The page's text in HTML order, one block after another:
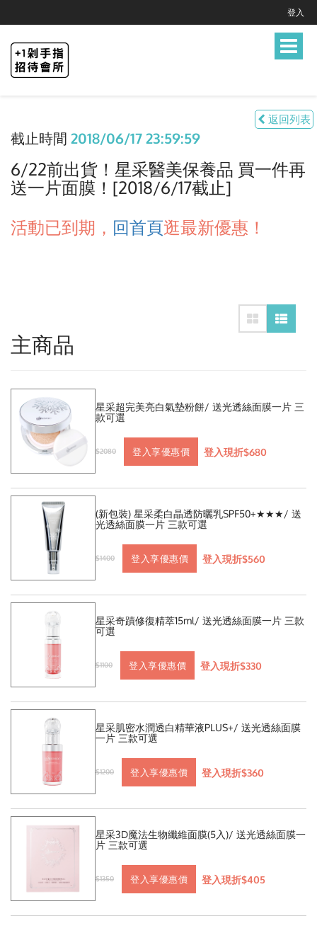
登入
Toggle
返回列表
截止時間 2018/06/17 23:59:59
6/22前出貨！星采醫美保養品 買一件再
送一片面膜！[2018/6/17截止]
活動已到期， 回首頁逛最新優惠！
主商品
星采超完美亮白氣墊粉餅/ 送光透絲面膜一片 三
款可選
$2080 登入享優惠價 登入現折$680
(新包裝) 星采柔白晶透防曬乳SPF50+★★★/ 送
光透絲面膜一片 三款可選
$1400 登入享優惠價 登入現折$560
星采奇蹟修復精萃15ml/ 送光透絲面膜一片 三款
可選
$1100 登入享優惠價 登入現折$330
星采肌密水潤透白精華液PLUS+/ 送光透絲面膜
一片 三款可選
$1200 登入享優惠價 登入現折$360
星采3D魔法生物纖維面膜(5入)/ 送光透絲面膜一
片 三款可選
$1350 登入享優惠價 登入現折$405